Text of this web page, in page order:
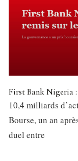
First Bank Nigeria :
10,4 milliards
Bourse, un an
duel entre